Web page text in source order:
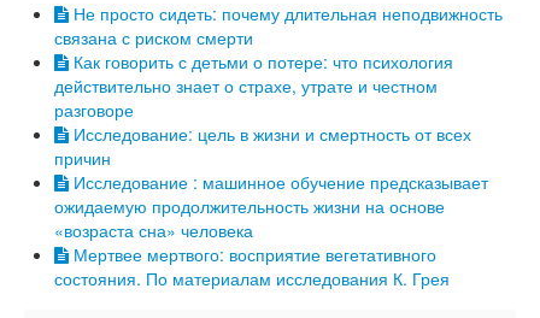
Не просто сидеть: почему длительная неподвижность
связана с риском смерти
Как говорить с детьми о потере: что психология
действительно знает о страхе, утрате и честном
разговоре
Исследование: цель в жизни и смертность от всех
причин
Исследование : машинное обучение предсказывает
ожидаемую продолжительность жизни на основе
«возраста сна» человека
Мертвее мертвого: восприятие вегетативного
состояния. По материалам исследования К. Грея